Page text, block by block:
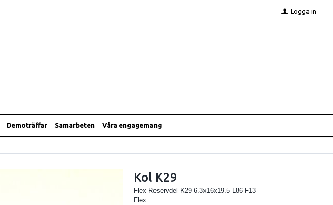
Logga in
Demoträffar Samarbeten Våra engagemang
Kol K29
Flex Reservdel K29 6.3x16x19.5 L86 F13
Flex